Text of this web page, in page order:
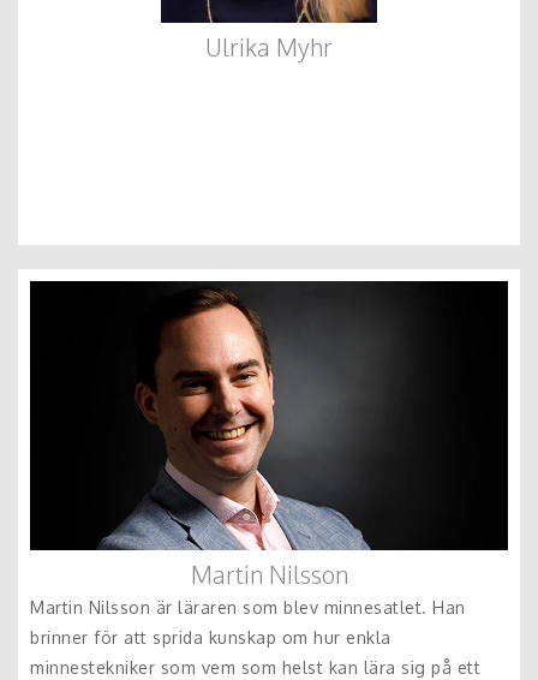
Ulrika Myhr
Martin Nilsson
Martin Nilsson är läraren som blev minnesatlet. Han
brinner för att sprida kunskap om hur enkla
minnestekniker som vem som helst kan lära sig på ett